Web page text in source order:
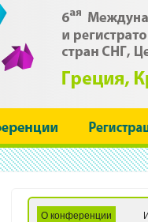
О конференции